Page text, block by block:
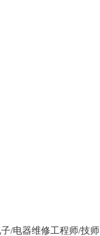
子/电器维修工程师/技师